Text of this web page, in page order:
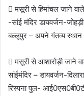
 मसूरी से हिमांचल जाने
-सांई मंदिर डायवर्जन-
बल्लूपुर – अपने गंतव्य
 मसूरी से आशारोड़ी जाने
सांईमंदिर – डायवर्जन-
रिस्पना पुल-